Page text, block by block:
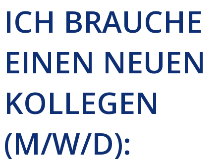
ICH BRAUCHE
EINEN NEUEN
KOLLEGEN
(M/W/D):